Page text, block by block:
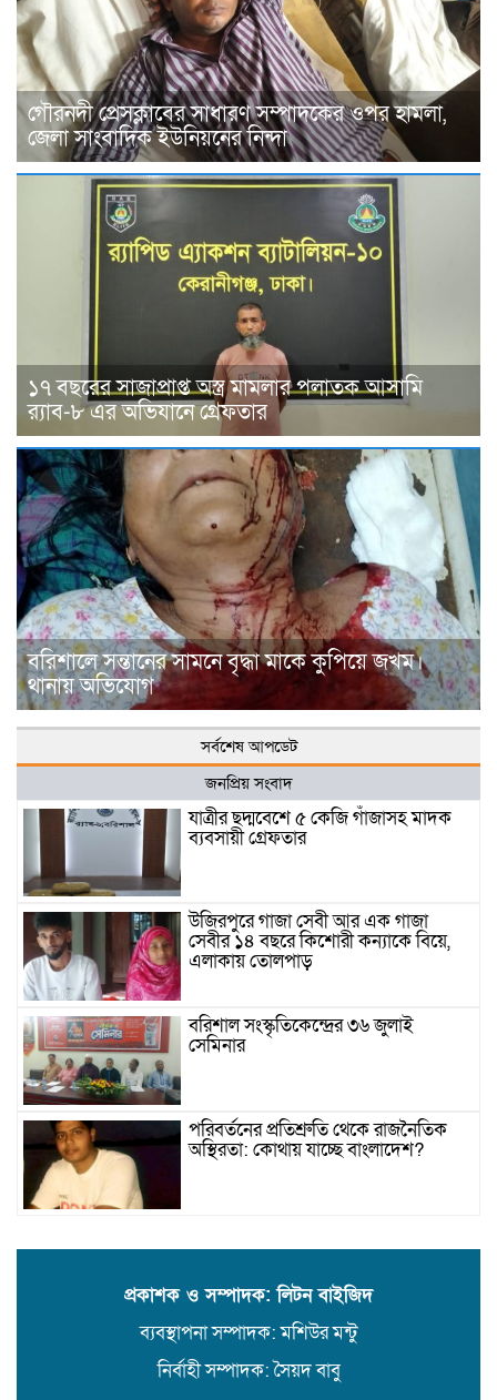
গৌরনদী প্রেসক্লাবের সাধারণ সম্পাদকের ওপর হামলা,
জেলা সাংবাদিক ইউনিয়নের নিন্দা
১৭ বছরের সাজাপ্রাপ্ত অস্ত্র মামলার পলাতক আসামি
র‍্যাব-৮ এর অভিযানে গ্রেফতার
বরিশালে সন্তানের সামনে বৃদ্ধা মাকে কুপিয়ে জখম।
থানায় অভিযোগ
সর্বশেষ আপডেট
জনপ্রিয় সংবাদ
যাত্রীর ছদ্মবেশে ৫ কেজি গাঁজাসহ মাদক
ব্যবসায়ী গ্রেফতার
উজিরপুরে গাজা সেবী আর এক গাজা
সেবীর ১৪ বছরে কিশোরী কন্যাকে বিয়ে,
এলাকায় তোলপাড়
বরিশাল সংস্কৃতিকেন্দ্রের ৩৬ জুলাই
সেমিনার
পরিবর্তনের প্রতিশ্রুতি থেকে রাজনৈতিক
অস্থিরতা: কোথায় যাচ্ছে বাংলাদেশ?
ওপর হামলা, জেলা সাংবাদিক ইউনিয়নের
১৭ বছরের সাজাপ্রাপ্ত অস্ত্র মামলার পলাতক
আসামি র‍্যাব-৮ এর অভিযানে গ্রেফতার
প্রকাশক ও সম্পাদক: লিটন বাইজিদ
ব্যবস্থাপনা সম্পাদক: মশিউর মন্টু
নির্বাহী সম্পাদক: সৈয়দ বাবু